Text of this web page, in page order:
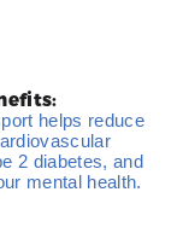
helps reduce
2 diabetes, and
mental health.